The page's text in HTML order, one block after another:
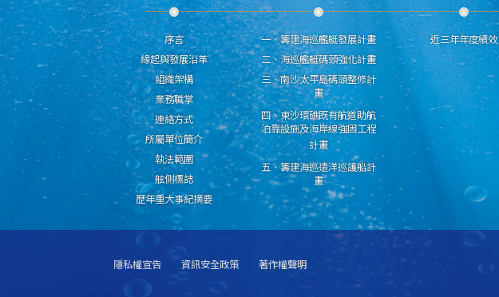
序言
緣起與發展沿革
組織架構
業務職掌
連絡方式
所屬單位簡介
執法範圍
舷側標誌
歷年重大事紀摘要
一、籌建海巡艦艇發展計畫
二、海巡艦艇碼頭強化計畫
三、南沙太平島碼頭整修計
畫
四、東沙環礁既有航道助航
泊靠設施及海岸線強固工程
計畫
五、籌建海巡遠洋巡護船計
畫
近三年年度績效
隱私權宣告 資訊安全政策 著作權聲明